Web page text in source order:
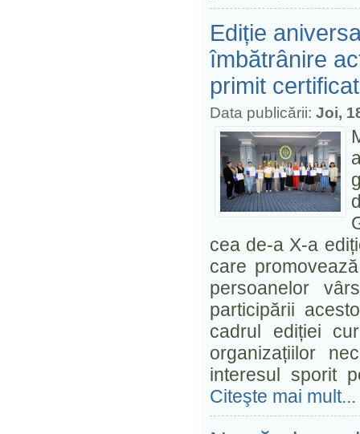
Ediție
îmbătrânire
primit
Data publicării: Joi,
cea de-a X-a
care
persoanelor
participării
cadrul ediției
organizațiilor
interesul sporit
Citeşte mai mult...